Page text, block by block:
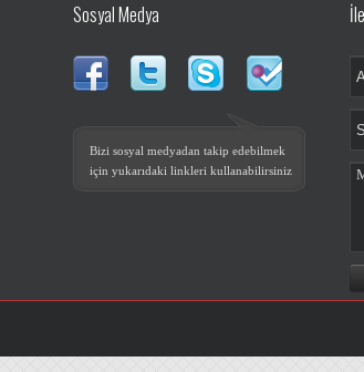
Sosyal Medya
Bizi sosyal medyadan takip edebilmek
için yukarıdaki linkleri kullanabilirsiniz